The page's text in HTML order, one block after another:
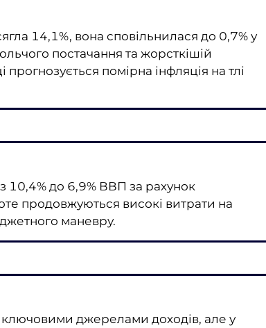
14,1%, вона сповільнилася до 0,7% у
постачання та жорсткішій
помірна інфляція на тлі
10,4% до 6,9% ВВП за рахунок
продовжуються високі витрати на
маневру.
джерелами доходів, але у